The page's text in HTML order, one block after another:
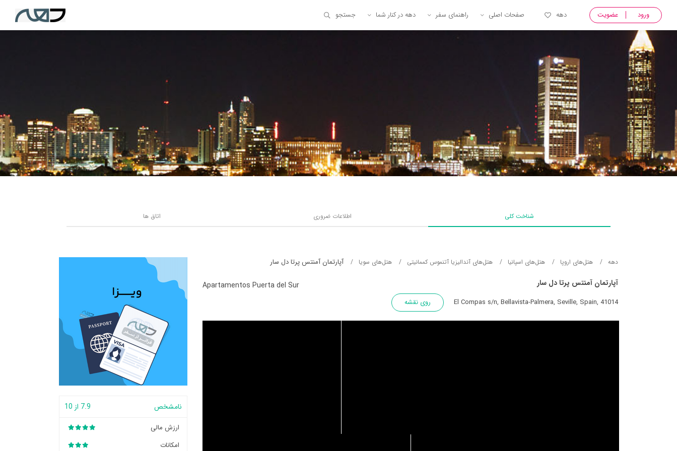
ورود عضویت دهه صفحات اصلی راهنمای سفر دهه در کنار شما جستجو
شناخت کلی اطلاعات ضروری اتاق ها
دهه هتل‌های اروپا هتل‌های اسپانیا هتل‌های آندالیزیا آتنموس کممانیتی هتل‌های سویا آپارتمان آمنتس پرتا دل سار
آپارتمان آمنتس پرتا دل سار Apartamentos Puerta del Sur
El Compas s/n, Bellavista-Palmera, Seville, Spain, 41014 روی نقشه
نامشخص 7.9 از 10
ارزش مالی
امکانات